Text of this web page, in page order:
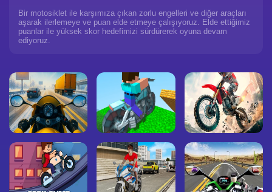
Bir motosiklet ile karşımıza çıkan zorlu engelleri ve diğer araçları
aşarak ilerlemeye ve puan elde etmeye çalışıyoruz. Elde ettiğimiz
puanlar ile yüksek skor hedefimizi sürdürerek oyuna devam
ediyoruz.